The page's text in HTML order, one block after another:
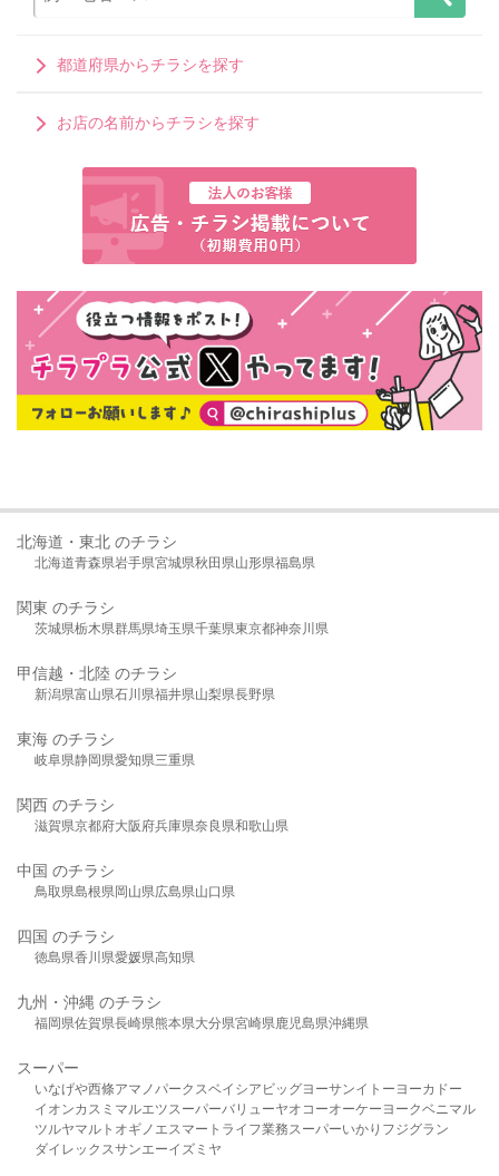
都道府県からチラシを探す
お店の名前からチラシを探す
北海道・東北 のチラシ
北海道青森県岩手県宮城県秋田県山形県福島県
関東 のチラシ
茨城県栃木県群馬県埼玉県千葉県東京都神奈川県
甲信越・北陸 のチラシ
新潟県富山県石川県福井県山梨県長野県
東海 のチラシ
岐阜県静岡県愛知県三重県
関西 のチラシ
滋賀県京都府大阪府兵庫県奈良県和歌山県
中国 のチラシ
鳥取県島根県岡山県広島県山口県
四国 のチラシ
徳島県香川県愛媛県高知県
九州・沖縄 のチラシ
福岡県佐賀県長崎県熊本県大分県宮崎県鹿児島県沖縄県
スーパー
いなげや西條アマノパークスベイシア ビッグヨーサンイトーヨーカドー
イオンカスミ マルエツスーパーバリューヤオコーオーケー ヨークベニマル
ツルヤマルト オギノ エスマート ライフ業務スーパーいかり フジグラン
ダイレックスサンエーイズミヤ